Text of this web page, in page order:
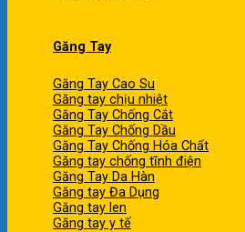
Găng Tay
Găng Tay Cao Su
Găng tay chịu nhiệt
Găng Tay Chống Cắt
Găng Tay Chống Dầu
Găng Tay Chống Hóa Chất
Găng tay chống tĩnh điện
Găng Tay Da Hàn
Găng tay Đa Dụng
Găng tay len
Găng tay y tế